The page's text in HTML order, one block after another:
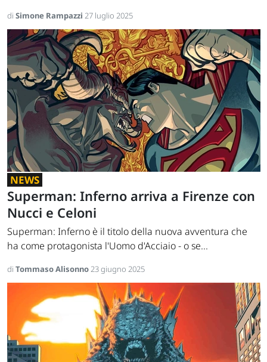
di Simone Rampazzi 27 luglio 2025
NEWS
Superman: Inferno arriva a Firenze con
Nucci e Celoni
Superman: Inferno è il titolo della nuova avventura che
ha come protagonista l'Uomo d'Acciaio - o se...
di Tommaso Alisonno23 giugno 2025